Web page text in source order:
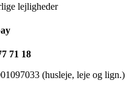
lejligheder
71 18
(husleje, leje og lign.)